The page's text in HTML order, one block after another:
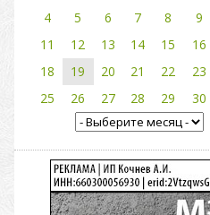
4
5 6 7 8 9
11
12 13 14 15 16
18
19 20 21 22 23
25
26 27 28 29 30